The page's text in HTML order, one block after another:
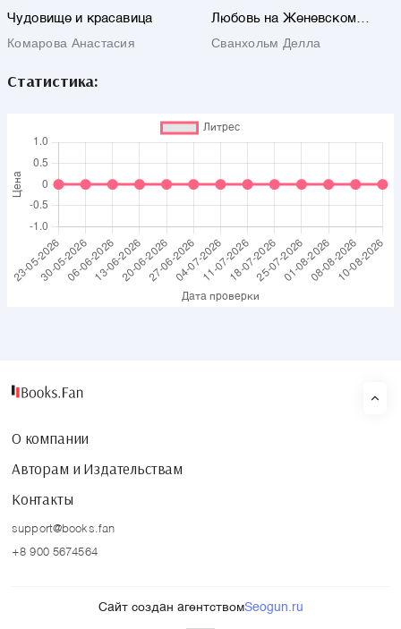
Чудовище и красавица
Комарова Анастасия
Любовь на Женевском
Сванхольм Делла
Статистика:
О компании
Авторам и Издательствам
Контакты
support@books.fan
+8 900 5674564
Сайт создан агентствомSeogun.ru